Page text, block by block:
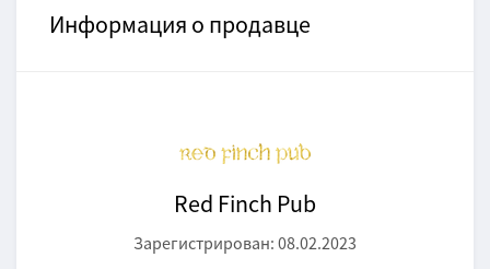
Информация о продавце
Red Finch Pub
Зарегистрирован: 08.02.2023